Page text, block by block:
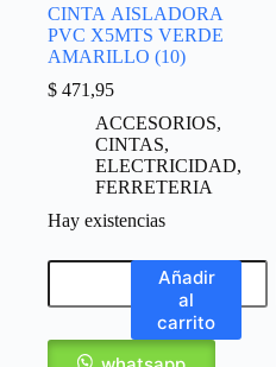
CINTA AISLADORA
PVC X5MTS VERDE
AMARILLO (10)
$ 471,95
ACCESORIOS,
CINTAS,
ELECTRICIDAD,
FERRETERIA
Hay existencias
Añadir
al
carrito